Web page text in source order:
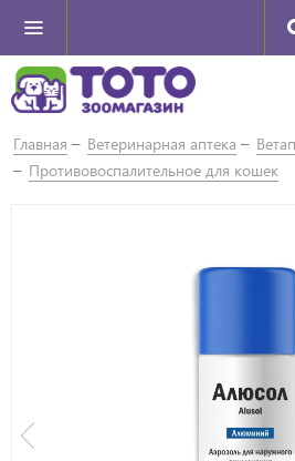
Главная Ветеринарная аптека
Противовоспалительное для кошек